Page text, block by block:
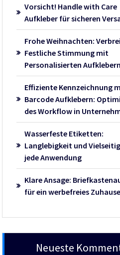
Vorsicht! Handle with Care
Aufkleber für sicheren
Frohe Weihnachten:
Festliche Stimmung mit
Personalisierten Aufklebern
Effiziente Kennzeichnung
Barcode Aufklebern:
des Workflow in
Wasserfeste Etiketten:
Langlebigkeit und
jede Anwendung
Klare Ansage:
für ein werbefreies Zuhause
Neueste